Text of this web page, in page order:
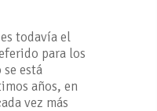
todavía el
para los
está
años, en
vez más